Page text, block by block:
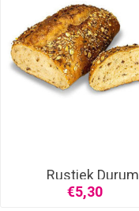
Rustiek Durum
€5,30